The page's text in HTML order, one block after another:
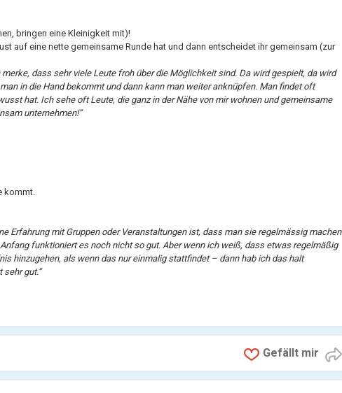
bringen eine Kleinigkeit mit)!
auf eine nette gemeinsame Runde hat und dann entscheidet ihr gemeinsam (zur
merke, dass sehr viele Leute froh über die Möglichkeit sind. Da wird gespielt, da wird
in die Hand bekommt und dann kann man weiter anknüpfen. Man findet oft
hat. Ich sehe oft Leute, die ganz in der Nähe von mir wohnen und gemeinsame
unternehmen!”
kommt.
Erfahrung mit Gruppen oder Veranstaltungen ist, dass man sie regelmässig machen
funktioniert es noch nicht so gut. Aber wenn ich weiß, dass etwas regelmäßig
hinzugehen, als wenn das nur einmalig stattfindet – dann hab ich das halt
gut.”
Gefällt mir